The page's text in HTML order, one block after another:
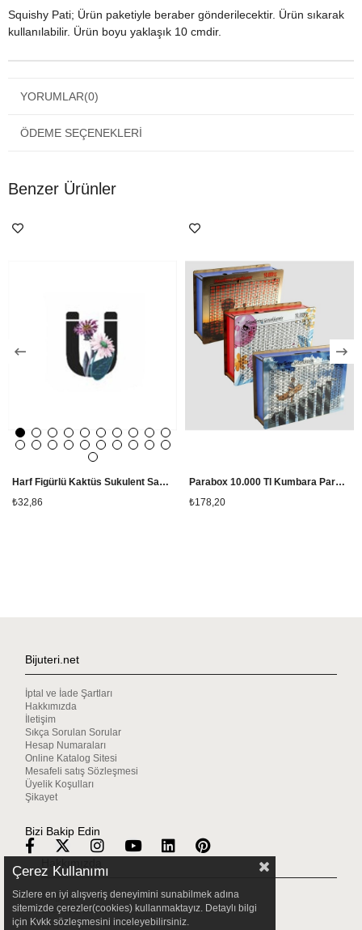
Squishy Pati; Ürün paketiyle beraber gönderilecektir. Ürün sıkarak
kullanılabilir. Ürün boyu yaklaşık 10 cmdir.
YORUMLAR(0)
ÖDEME SEÇENEKLERI
Benzer Ürünler
Harf Figürlü Kaktüs Sukulent Saksısı
₺32,86
Parabox 10.000 Tl Kumbara Para Biriktirme Kutusu
₺178,20
Bijuteri.net
İptal ve İade Şartları
Hakkımızda
İletişim
Sıkça Sorulan Sorular
Hesap Numaraları
Online Katalog Sitesi
Mesafeli satış Sözleşmesi
Üyelik Koşulları
Şikayet
Bizi Bakip Edin
Hakkımızda
Mağazalarımız
Gizlilik & Güvenlik
Müşteri Hizmetleri
Çerez Kullanımı
Sizlere en iyi alışveriş deneyimini sunabilmek adına
sitemizde çerezler(cookies) kullanmaktayız. Detaylı bilgi
için Kvkk sözleşmesini inceleyebilirsiniz.